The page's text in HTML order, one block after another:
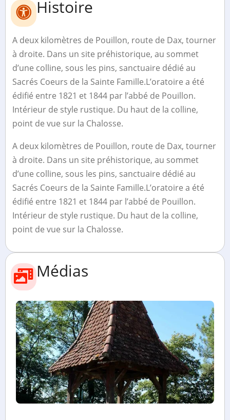
Histoire
A deux kilomètres de Pouillon, route de Dax, tourner
à droite. Dans un site préhistorique, au sommet
d’une colline, sous les pins, sanctuaire dédié au
Sacrés Coeurs de la Sainte Famille.L’oratoire a été
édifié entre 1821 et 1844 par l’abbé de Pouillon.
Intérieur de style rustique. Du haut de la colline,
point de vue sur la Chalosse.
A deux kilomètres de Pouillon, route de Dax, tourner
à droite. Dans un site préhistorique, au sommet
d’une colline, sous les pins, sanctuaire dédié au
Sacrés Coeurs de la Sainte Famille.L’oratoire a été
édifié entre 1821 et 1844 par l’abbé de Pouillon.
Intérieur de style rustique. Du haut de la colline,
point de vue sur la Chalosse.
Médias